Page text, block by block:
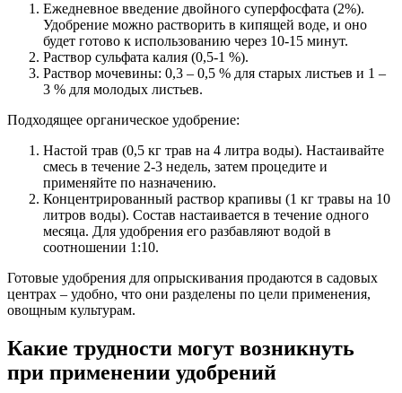
Ежедневное введение двойного суперфосфата (2%).
Удобрение можно растворить в кипящей воде, и оно
будет готово к использованию через 10-15 минут.
Раствор сульфата калия (0,5-1 %).
Раствор мочевины: 0,3 – 0,5 % для старых листьев и 1 –
3 % для молодых листьев.
Подходящее органическое удобрение:
Настой трав (0,5 кг трав на 4 литра воды). Настаивайте
смесь в течение 2-3 недель, затем процедите и
применяйте по назначению.
Концентрированный раствор крапивы (1 кг травы на 10
литров воды). Состав настаивается в течение одного
месяца. Для удобрения его разбавляют водой в
соотношении 1:10.
Готовые удобрения для опрыскивания продаются в садовых
центрах – удобно, что они разделены по цели применения,
овощным культурам.
Какие трудности могут возникнуть
при применении удобрений